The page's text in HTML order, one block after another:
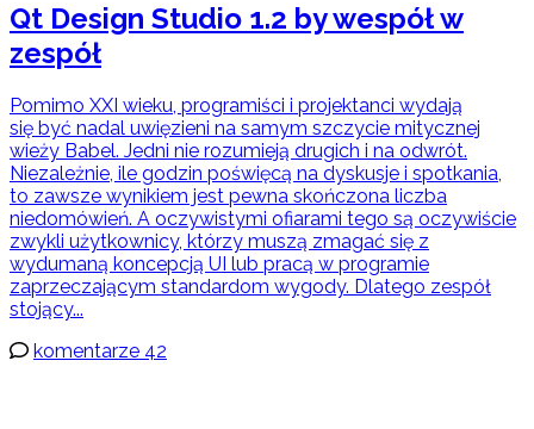
Qt Design Studio 1.2 by wespół w
zespół
Pomimo XXI wieku, programiści i projektanci wydają
się być nadal uwięzieni na samym szczycie mitycznej
wieży Babel. Jedni nie rozumieją drugich i na odwrót.
Niezależnie, ile godzin poświęcą na dyskusje i spotkania,
to zawsze wynikiem jest pewna skończona liczba
niedomówień. A oczywistymi ofiarami tego są oczywiście
zwykli użytkownicy, którzy muszą zmagać się z
wydumaną koncepcją UI lub pracą w programie
zaprzeczającym standardom wygody. Dlatego zespół
stojący...
komentarze 42